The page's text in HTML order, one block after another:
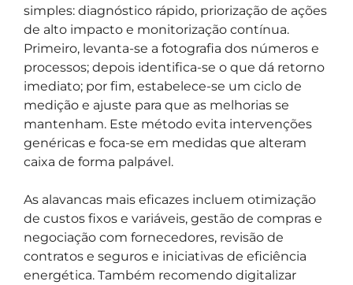
simples: diagnóstico rápido, priorização de ações
de alto impacto e monitorização contínua.
Primeiro, levanta-se a fotografia dos números e
processos; depois identifica-se o que dá retorno
imediato; por fim, estabelece-se um ciclo de
medição e ajuste para que as melhorias se
mantenham. Este método evita intervenções
genéricas e foca-se em medidas que alteram
caixa de forma palpável.
As alavancas mais eficazes incluem otimização
de custos fixos e variáveis, gestão de compras e
negociação com fornecedores, revisão de
contratos e seguros e iniciativas de eficiência
energética. Também recomendo digitalizar